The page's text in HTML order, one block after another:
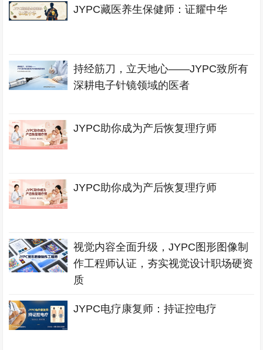
JYPC藏医养生保健师：证耀中华
持经筋刀，立天地心——JYPC致所有
深耕电子针镜领域的医者
JYPC助你成为产后恢复理疗师
JYPC助你成为产后恢复理疗师
视觉内容全面升级，JYPC图形图像制
作工程师认证，夯实视觉设计职场硬资
质
JYPC电疗康复师：持证控电疗